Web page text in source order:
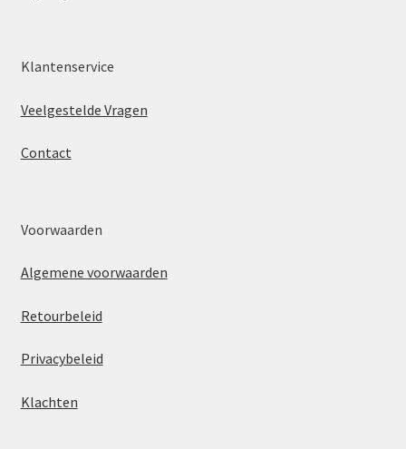
Klantenservice
Veelgestelde Vragen
Contact
Voorwaarden
Algemene voorwaarden
Retourbeleid
Privacybeleid
Klachten